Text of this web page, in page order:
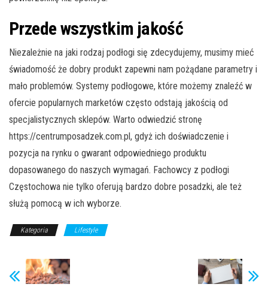
Przede wszystkim jakość
Niezależnie na jaki rodzaj podłogi się zdecydujemy, musimy mieć
świadomość że dobry produkt zapewni nam pożądane parametry i
mało problemów. Systemy podłogowe, które możemy znaleźć w
ofercie popularnych marketów często odstają jakością od
specjalistycznych sklepów. Warto odwiedzić stronę
https://centrumposadzek.com.pl, gdyż ich doświadczenie i
pozycja na rynku o gwarant odpowiedniego produktu
dopasowanego do naszych wymagań. Fachowcy z podłogi
Częstochowa nie tylko oferują bardzo dobre posadzki, ale też
służą pomocą w ich wyborze.
Kategoria Lifestyle